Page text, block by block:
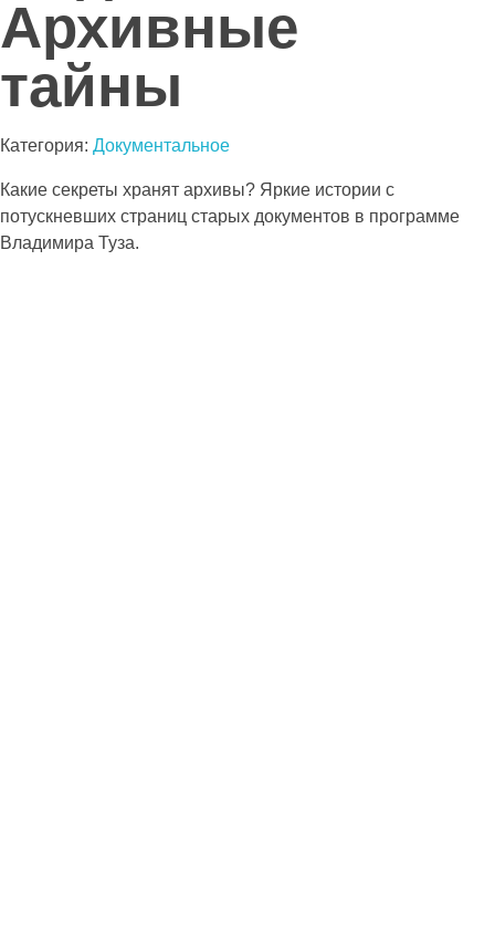
Архивные
тайны
Категория: Документальное
Какие секреты хранят архивы? Яркие истории с
потускневших страниц старых документов в программе
Владимира Туза.